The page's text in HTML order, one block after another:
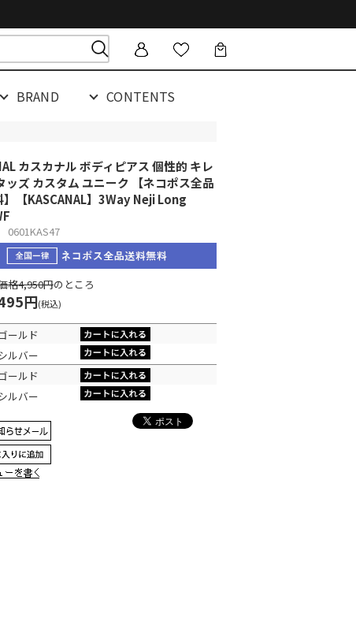
BRAND CONTENTS
カスカナル ボディピアス 個性的 キレ
ッズ カスタム ユニーク 【ネコポス全品
【KASCANAL】3Way Neji Long
格4,950円のところ
円(税込)
ールド
ルバー
ールド
ルバー